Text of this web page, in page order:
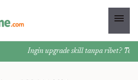
menu
Ingin upgrade skill tanpa ribet?